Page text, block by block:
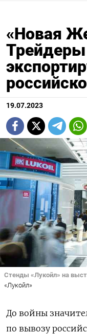
«Новая
Трейдеры
19.07.2023
Стенды «Лукойл» на
«Лукойл»
До войны
по вывозу